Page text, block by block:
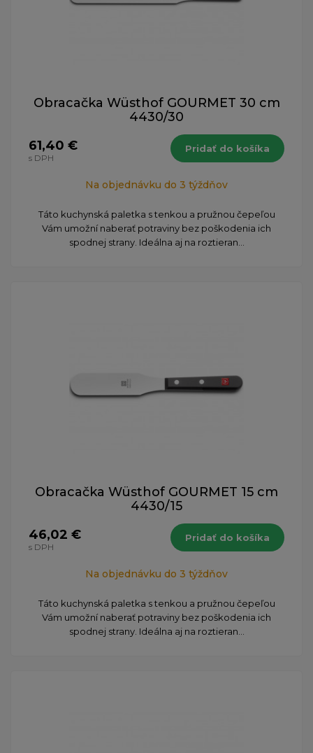
Obracačka Wüsthof GOURMET 30 cm
4430/30
61,40 €
s DPH
Pridať do košíka
Na objednávku do 3 týždňov
Táto kuchynská paletka s tenkou a pružnou čepeľou
Vám umožní naberať potraviny bez poškodenia ich
spodnej strany. Ideálna aj na roztieran...
Obracačka Wüsthof GOURMET 15 cm
4430/15
46,02 €
s DPH
Pridať do košíka
Na objednávku do 3 týždňov
Táto kuchynská paletka s tenkou a pružnou čepeľou
Vám umožní naberať potraviny bez poškodenia ich
spodnej strany. Ideálna aj na roztieran...